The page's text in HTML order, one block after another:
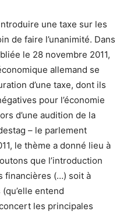
une taxe sur les
de faire l’unanimité. Dans
le 28 novembre 2011,
allemand se
d’une taxe, dont ils
pour l’économie
d’une audition de la
– le parlement
le thème a donné lieu à
que l’introduction
financières (…) soit à
entend
les principales